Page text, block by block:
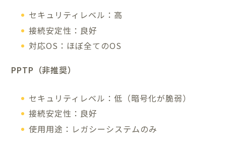
セキュリティレベル：高
接続安定性：良好
対応OS：ほぼ全てのOS
PPTP（非推奨）
セキュリティレベル：低（暗号化が脆弱）
接続安定性：良好
使用用途：レガシーシステムのみ